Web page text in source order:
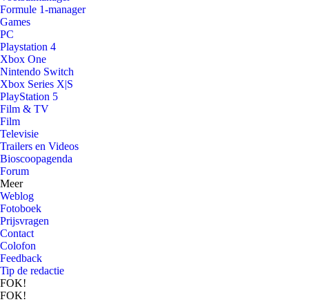
Formule 1-manager
Games
PC
Playstation 4
Xbox One
Nintendo Switch
Xbox Series X|S
PlayStation 5
Film & TV
Film
Televisie
Trailers en Videos
Bioscoopagenda
Forum
Meer
Weblog
Fotoboek
Prijsvragen
Contact
Colofon
Feedback
Tip de redactie
FOK!
FOK!